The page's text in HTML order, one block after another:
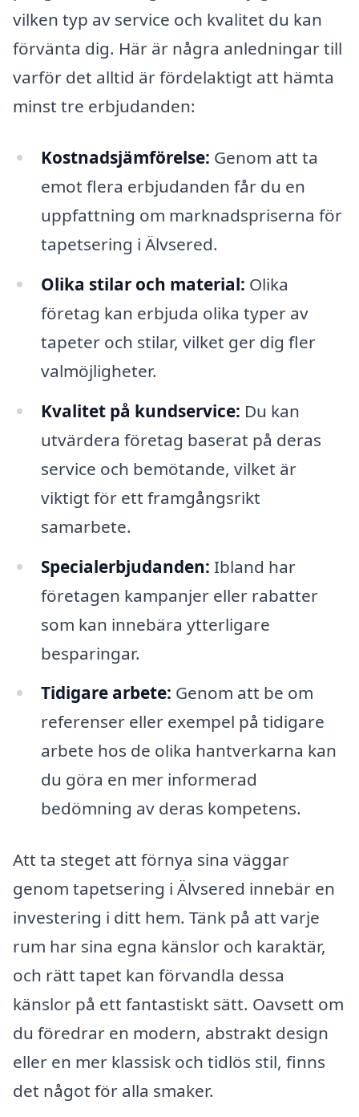
vilken typ av service och kvalitet du kan
förvänta dig. Här är några anledningar till
varför det alltid är fördelaktigt att hämta
minst tre erbjudanden:
Kostnadsjämförelse: Genom att ta
emot flera erbjudanden får du en
uppfattning om marknadspriserna för
tapetsering i Älvsered.
Olika stilar och material: Olika
företag kan erbjuda olika typer av
tapeter och stilar, vilket ger dig fler
valmöjligheter.
Kvalitet på kundservice: Du kan
utvärdera företag baserat på deras
service och bemötande, vilket är
viktigt för ett framgångsrikt
samarbete.
Specialerbjudanden: Ibland har
företagen kampanjer eller rabatter
som kan innebära ytterligare
besparingar.
Tidigare arbete: Genom att be om
referenser eller exempel på tidigare
arbete hos de olika hantverkarna kan
du göra en mer informerad
bedömning av deras kompetens.
Att ta steget att förnya sina väggar
genom tapetsering i Älvsered innebär en
investering i ditt hem. Tänk på att varje
rum har sina egna känslor och karaktär,
och rätt tapet kan förvandla dessa
känslor på ett fantastiskt sätt. Oavsett om
du föredrar en modern, abstrakt design
eller en mer klassisk och tidlös stil, finns
det något för alla smaker.